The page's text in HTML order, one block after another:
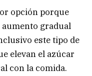
opción porque
gradual
este tipo de
elevan el azúcar
con la comida.